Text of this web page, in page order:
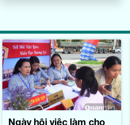
Ngày hội việc làm cho